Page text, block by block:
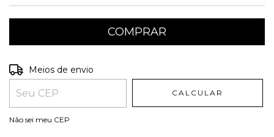
Entregas para o CEP:
Meios de envio
CALCULAR
Não sei meu CEP